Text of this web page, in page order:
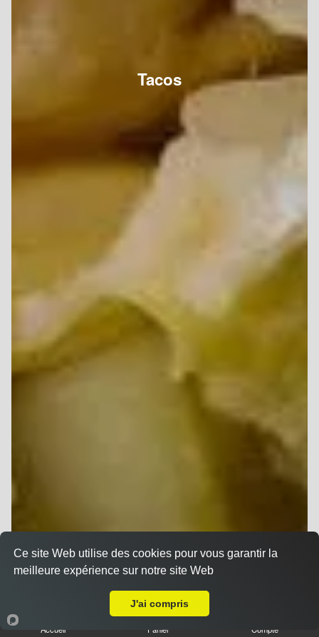
Tacos
Accueil Panier Compte
Ce site Web utilise des cookies pour vous garantir la
meilleure expérience sur notre site Web
J'ai compris